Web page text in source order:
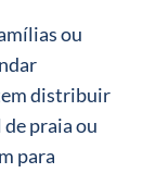
ou
distribuir
praia ou
para